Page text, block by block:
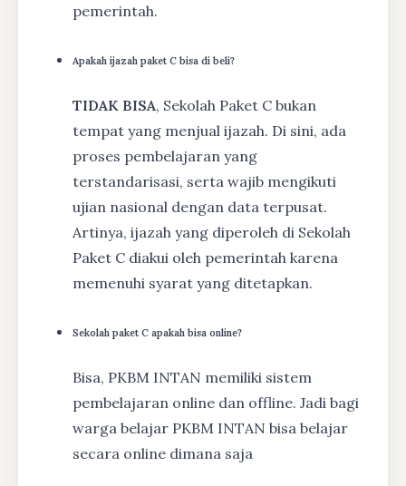
pemerintah.
Apakah ijazah paket C bisa di beli?
TIDAK BISA, Sekolah Paket C bukan
tempat yang menjual ijazah. Di sini, ada
proses pembelajaran yang
terstandarisasi, serta wajib mengikuti
ujian nasional dengan data terpusat.
Artinya, ijazah yang diperoleh di Sekolah
Paket C diakui oleh pemerintah karena
memenuhi syarat yang ditetapkan.
Sekolah paket C apakah bisa online?
Bisa, PKBM INTAN memiliki sistem
pembelajaran online dan offline. Jadi bagi
warga belajar PKBM INTAN bisa belajar
secara online dimana saja